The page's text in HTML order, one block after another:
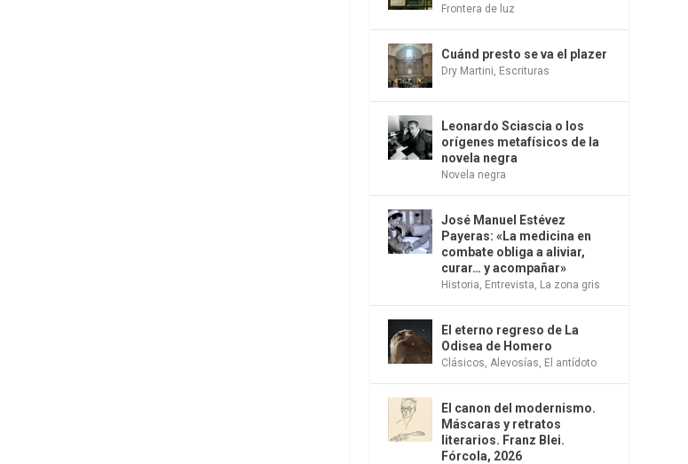
Frontera de luz
Cuánd presto se va el plazer
Dry Martini Escrituras
Leonardo Sciascia o los
orígenes metafísicos de la
novela negra
Novela negra
José Manuel Estévez
Payeras: «La medicina en
combate obliga a aliviar,
curar… y acompañar»
Historia Entrevista La zona gris
El eterno regreso de La
Odisea de Homero
Clásicos Alevosías El antídoto
El canon del modernismo.
Máscaras y retratos
literarios. Franz Blei.
Fórcola, 2026